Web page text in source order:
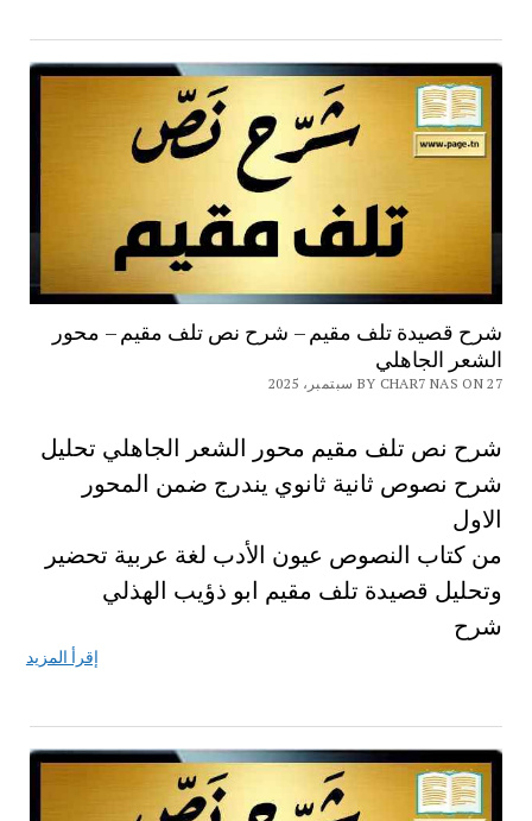
شرح قصيدة تلف مقيم – شرح نص تلف مقيم – محور
الشعر الجاهلي
BY CHAR7 NAS ON 27 سبتمبر، 2025
شرح نص تلف مقيم محور الشعر الجاهلي تحليل
شرح نصوص ثانية ثانوي يندرج ضمن المحور
الاول
من كتاب النصوص عيون الأدب لغة عربية تحضير
وتحليل قصيدة تلف مقيم ابو ذؤيب الهذلي
شرح
إقرأ المزيد